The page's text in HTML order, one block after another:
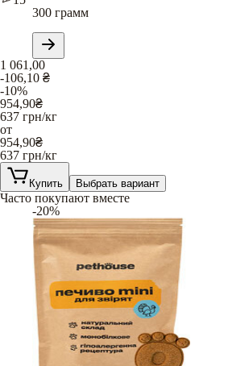
300 грамм
1 061,00
-106,10 ₴
-10%
954,90₴
637 грн/кг
от
954,90₴
637 грн/кг
Купить Выбрать вариант
Часто покупают вместе
-20%